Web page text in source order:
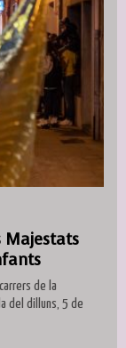
Majestats
de la
del dilluns, 5 de